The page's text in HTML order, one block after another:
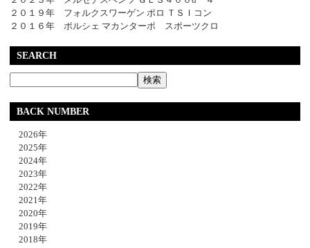
２０１９年 フォルクスワーゲン ポロ ＴＳＩコン
２０１６年 ポルシェ マカンターボ スポーツクロ
SEARCH
BACK NUMBER
2026年
2025年
2024年
2023年
2022年
2021年
2020年
2019年
2018年